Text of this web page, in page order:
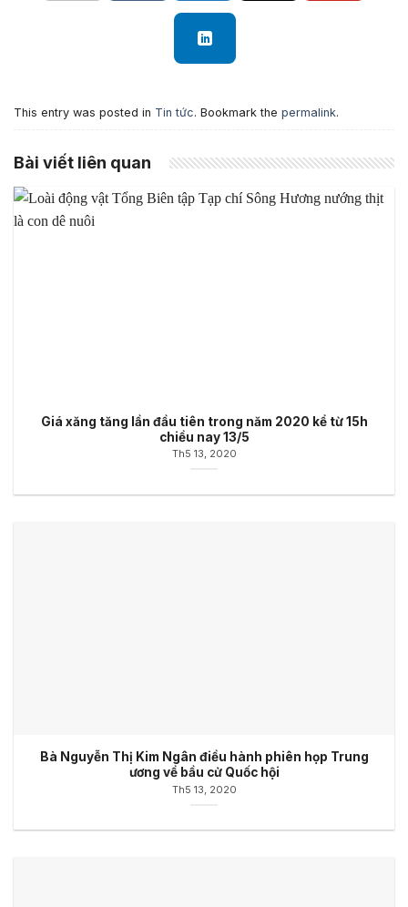
This entry was posted in Tin tức. Bookmark the permalink.
Bài viết liên quan
Giá xăng tăng lần đầu tiên trong năm 2020 kể từ 15h
chiều nay 13/5
Th5 13, 2020
Bà Nguyễn Thị Kim Ngân điều hành phiên họp Trung
ương về bầu cử Quốc hội
Th5 13, 2020